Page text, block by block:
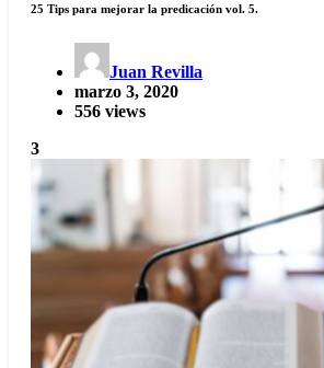
25 Tips para mejorar la predicación vol. 5.
Juan Revilla
marzo 3, 2020
556 views
3